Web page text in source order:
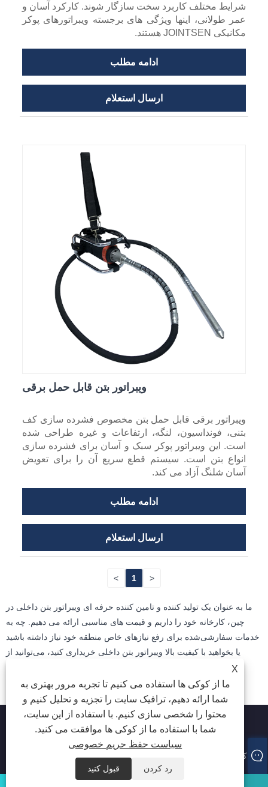
شرایط مختلف کاربرد سخت سازگار شوند. کارکرد آسان و
عمر طولانی، اینها ویژگی های برجسته ویبراتورهای پوکر
مکانیکی JOINTSEN هستند.
ادامه مطلب
ارسال استعلام
ویبراتور بتن قابل حمل برقی
ویبراتور برقی قابل حمل بتن مخصوص فشرده سازی کف
بتنی، فونداسیون، لنگه، ارتفاعات و غیره طراحی شده
است. این ویبراتور پوکر سبک و آسان برای فشرده سازی
انواع بتن است. سیستم قطع سریع آن را برای تعویض
آسان شلنگ آزاد می کند.
ادامه مطلب
ارسال استعلام
<
1
>
ما به عنوان یک تولید کننده و تامین کننده حرفه ای ویبراتور بتن داخلی در
چین، کارخانه خود را داریم و قیمت های مناسبی ارائه می دهیم. چه به
خدمات سفارشی‌شده برای رفع نیازهای خاص منطقه خود نیاز داشته باشید
یا بخواهید با کیفیت بالا ویبراتور بتن داخلی خریداری کنید، می‌توانید از
X
ما از کوکی ها استفاده می کنیم تا تجربه مرور بهتری به
شما ارائه دهیم، ترافیک سایت را تجزیه و تحلیل کنیم و
محتوا را شخصی سازی کنیم. با استفاده از این سایت،
شما با استفاده ما از کوکی ها موافقت می کنید.
سیاست حفظ حریم خصوصی
رد کردن
قبول کنید
ویبولیتین کلیه حقوق محفوظ است.